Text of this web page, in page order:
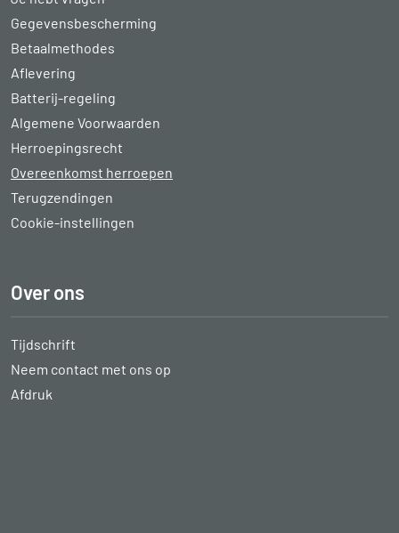
Gegevensbescherming
Betaalmethodes
Aflevering
Batterij-regeling
Algemene Voorwaarden
Herroepingsrecht
Overeenkomst herroepen
Terugzendingen
Cookie-instellingen
Over ons
Tijdschrift
Neem contact met ons op
Afdruk